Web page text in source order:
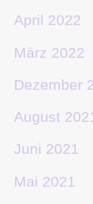
April 2022
März 2022
Dezember
August
Juni 2021
Mai 2021